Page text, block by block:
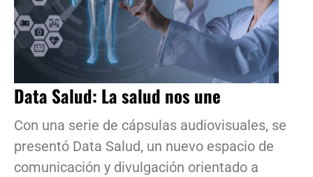
Data Salud: La salud nos une
Con una serie de cápsulas audiovisuales, se
presentó Data Salud, un nuevo espacio de
comunicación y divulgación orientado a